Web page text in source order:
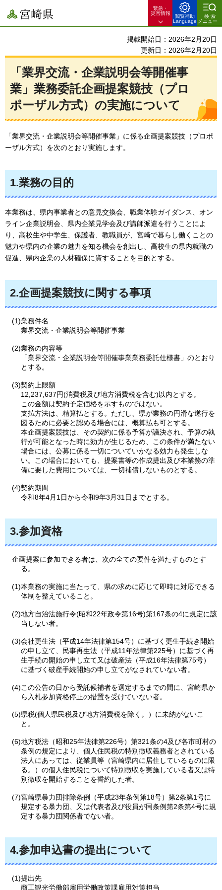
宮崎県
緊急・
災害情報
閲覧補助
Language
検索
メニュー
掲載開始日：2026年2月20日
更新日：2026年2月20日
「業界交流・企業説明会等開催事
業」業務委託企画提案競技（プロ
ポーザル方式）の実施について
「業界交流・企業説明会等開催事業」に係る企画提案競技（プロポ
ーザル方式）を次のとおり実施します。
1.業務の目的
本業務は、県内事業者との意見交換会、職業体験ガイダンス、オン
ライン企業説明会、県内企業見学会及び講師派遣を行うことによ
り、高校生や中学生、保護者、教職員が、宮崎で暮らし働くことの
魅力や県内の企業の魅力を知る機会を創出し、高校生の県内就職の
促進、県内企業の人材確保に資することを目的とする。
2.企画提案競技に関する事項
(1)業務件名
業界交流・企業説明会等開催事業
(2)業務の内容等
「業界交流・企業説明会等開催事業業務委託仕様書」のとおり
とする。
(3)契約上限額
12,237,637円(消費税及び地方消費税を含む)以内とする。
この金額は契約予定価格を示すものではない。
支払方法は、精算払とする。ただし、県が業務の円滑な遂行を
図るために必要と認める場合には、概算払も可とする。
本企画提案競技は、その契約に係る予算が議決され、予算の執
行が可能となった時に効力が生じるため、この条件が満たない
場合には、公募に係る一切についていかなる効力も発生しな
い。この場合においても、提案書等の作成提出及び本業務の準
備に要した費用については、一切補償しないものとする。
(4)契約期間
令和8年4月1日から令和9年3月31日までとする。
3.参加資格
企画提案に参加できる者は、次の全ての要件を満たすものとす
る。
(1)本業務の実施に当たって、県の求めに応じて即時に対応できる
体制を整えていること。
(2)地方自治法施行令(昭和22年政令第16号)第167条の4に規定に該
当しない者。
(3)会社更生法（平成14年法律第154号）に基づく更生手続き開始
の申し立て、民事再生法（平成11年法律第225号）に基づく再
生手続の開始の申し立て又は破産法（平成16年法律第75号）
に基づく破産手続開始の申し立てがなされていない者。
(4)この公告の日から受託候補者を選定するまでの間に、宮崎県か
ら入札参加資格停止の措置を受けていない者。
(5)県税(個人県民税及び地方消費税を除く。）に未納がないこ
と。
(6)地方税法（昭和25年法律第226号）第321条の4及び各市町村の
条例の規定により、個人住民税の特別徴収義務者とされている
法人にあっては、従業員等（宮崎県内に居住しているものに限
る。）の個人住民税について特別徴収を実施している者又は特
別徴収を開始することを誓約した者。
(7)宮崎県暴力団排除条例（平成23年条例第18号）第2条第1号に
規定する暴力団、又は代表者及び役員が同条例第2条第4号に規
定する暴力団関係者でない者。
4.参加申込書の提出について
(1)提出先
商工観光労働部雇用労働政策課雇用対策担当